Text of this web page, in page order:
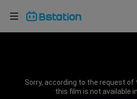
Sorry, according to the request of
this film is not available
Pilih bahasa